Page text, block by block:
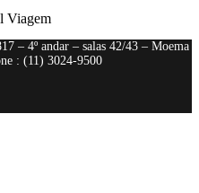
Viagem
– 4º andar – salas 42/43 – Moema
: (11) 3024-9500